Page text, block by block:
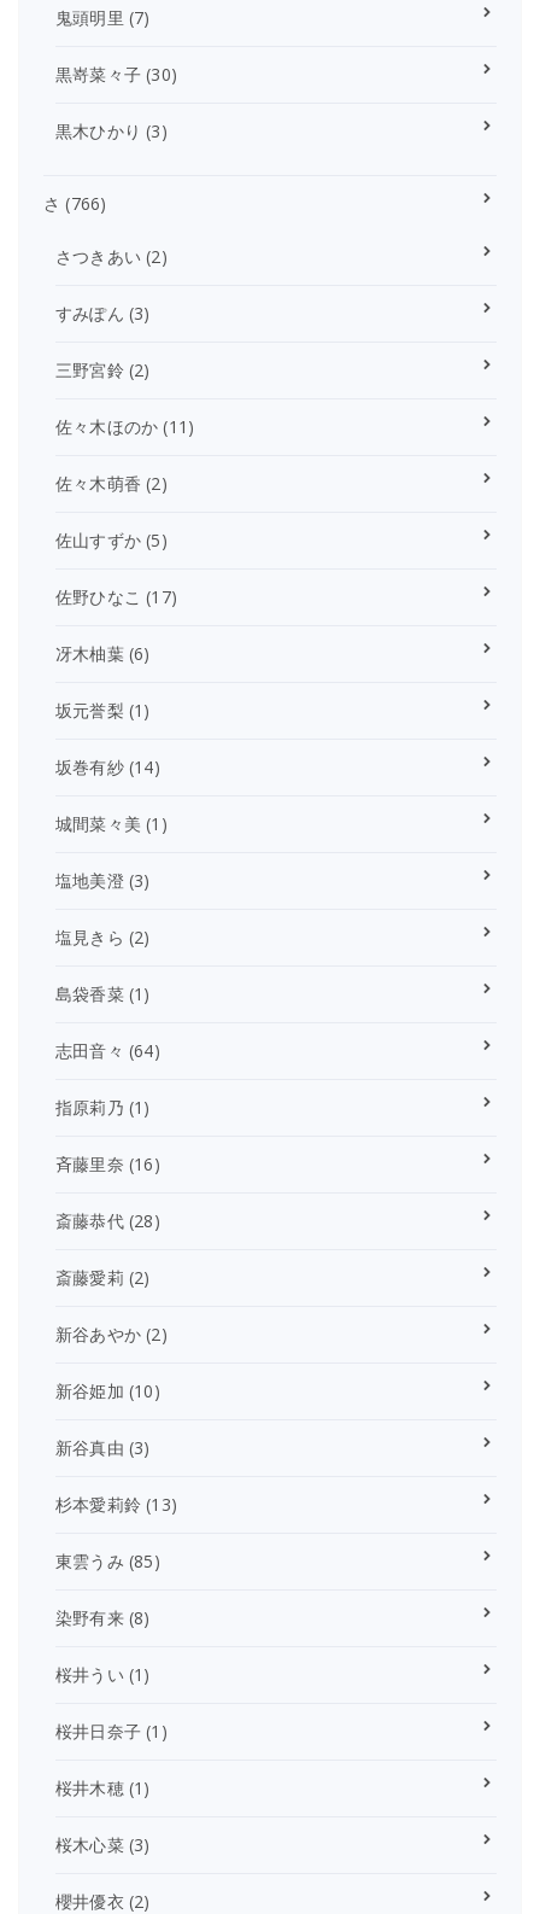
鬼頭明里 (7)
黒嵜菜々子 (30)
黒木ひかり (3)
さ (766)
さつきあい (2)
すみぽん (3)
三野宮鈴(2)
佐々木ほのか (11)
佐々木萌香 (2)
佐山すずか (5)
佐野ひなこ (17)
冴木柚葉(6)
坂元誉梨 (1)
坂巻有紗(14)
城間菜々美 (1)
塩地美澄(3)
塩見きら (2)
島袋香菜(1)
志田音々 (64)
指原莉乃 (1)
斉藤里奈 (16)
斎藤恭代(28)
斎藤愛莉 (2)
新谷あやか (2)
新谷姫加 (10)
新谷真由 (3)
杉本愛莉鈴 (13)
東雲うみ (85)
染野有来(8)
桜井うい (1)
桜井日奈子 (1)
桜井木穂(1)
桜木心菜(3)
櫻井優衣 (2)